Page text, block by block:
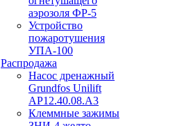
аэрозоля ФР-5
Устройство
пожаротушения
УПА-100
Распродажа
Насос дренажный
Grundfos Unilift
АP12.40.08.A3
Клеммные зажимы